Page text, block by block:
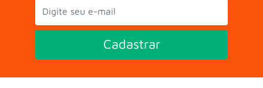
Cadastrar